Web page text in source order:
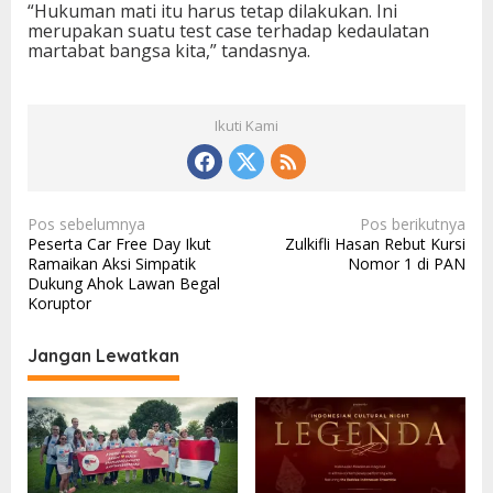
“Hukuman mati itu harus tetap dilakukan. Ini
merupakan suatu test case terhadap kedaulatan
martabat bangsa kita,” tandasnya.
Ikuti Kami
N
a
v
i
g
a
s
i
p
Pos sebelumnya
Peserta Car Free Day Ikut
Ramaikan Aksi Simpatik
Dukung Ahok Lawan Begal
Koruptor
Pos berikutnya
Zulkifli Hasan Rebut Kursi
Nomor 1 di PAN
Jangan Lewatkan